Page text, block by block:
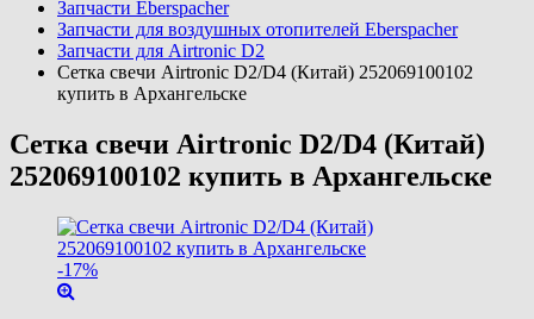
Запчасти Eberspacher
Запчасти для воздушных отопителей Eberspacher
Запчасти для Airtronic D2
Сетка свечи Airtronic D2/D4 (Китай) 252069100102
купить в Архангельске
Сетка свечи Airtronic D2/D4 (Китай)
252069100102 купить в Архангельске
-17%